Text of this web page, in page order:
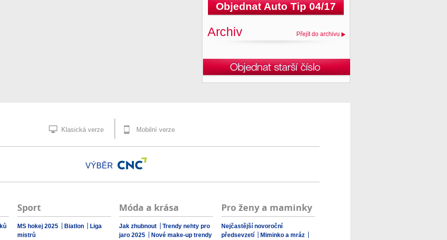
Objednat Auto Tip 04/17
Archiv Přejít do archivu
Klasická verze Mobilní verze
VÝBĚR
Sport
MS hokej 2025 Biatlon
Liga
mistrů
Móda a krása
Jak zhubnout
Trendy nehty pro
jaro 2025
Nové make-up trendy
Pro ženy a maminky
Nejčastější novoroční
předsevzetí
Miminko a mráz